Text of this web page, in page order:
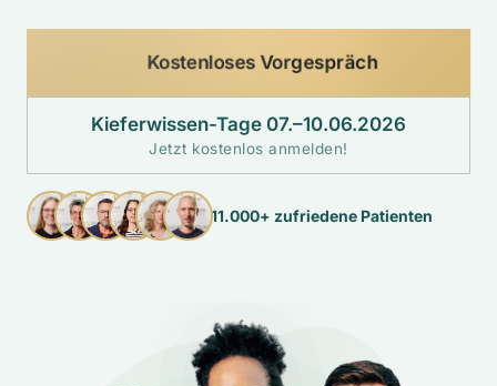
Kostenloses Vorgespräch
Kieferwissen-Tage 07.–10.06.2026
Jetzt kostenlos anmelden!
11.000+ zufriedene Patienten